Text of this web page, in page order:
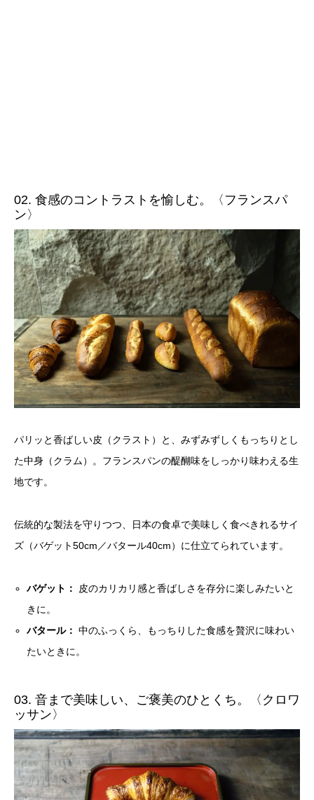
02. 食感のコントラストを愉しむ。〈フランスパ
ン〉
パリッと香ばしい皮（クラスト）と、みずみずしくもっちりとし
た中身（クラム）。フランスパンの醍醐味をしっかり味わえる生
地です。
伝統的な製法を守りつつ、日本の食卓で美味しく食べきれるサイ
ズ（バゲット50cm／バタール40cm）に仕立てられています。
バゲット：
皮のカリカリ感と香ばしさを存分に楽しみたいと
きに。
バタール： 中のふっくら、もっちりした食感を贅沢に味わい
たいときに。
03. 音まで美味しい、ご褒美のひとくち。〈クロワ
ッサン〉